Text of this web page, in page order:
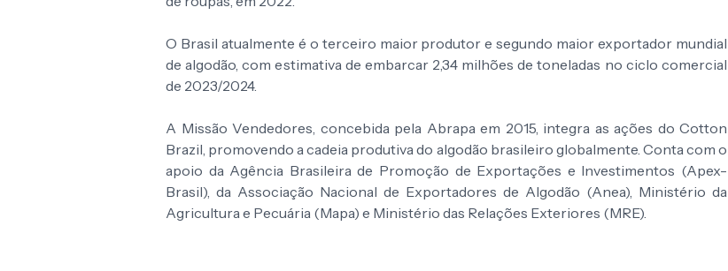
O Brasil atualmente é o terceiro maior produtor e segundo maior exportador mundial
de algodão, com estimativa de embarcar 2,34 milhões de toneladas no ciclo comercial
de 2023/2024.
A Missão Vendedores, concebida pela Abrapa em 2015, integra as ações do Cotton
Brazil, promovendo a cadeia produtiva do algodão brasileiro globalmente. Conta com o
apoio da Agência Brasileira de Promoção de Exportações e Investimentos (Apex-
Brasil), da Associação Nacional de Exportadores de Algodão (Anea), Ministério da
Agricultura e Pecuária (Mapa) e Ministério das Relações Exteriores (MRE).